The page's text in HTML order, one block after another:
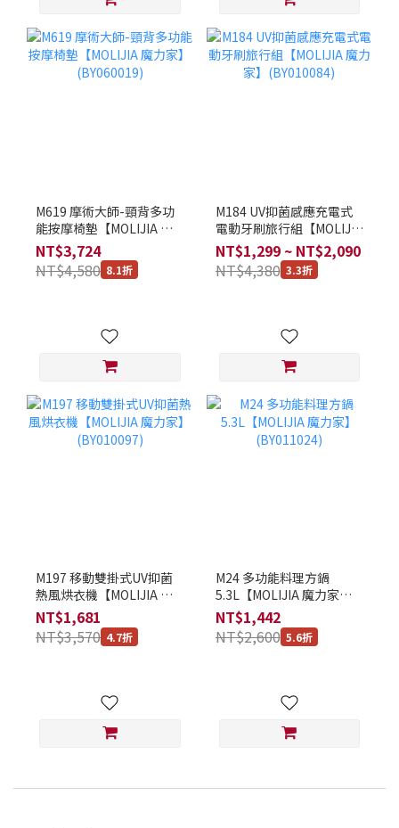
M619 摩術大師-頸背多功
能按摩椅墊【MOLIJIA 魔
力家】(BY060019)
NT$3,724
NT$4,580 8.1折
M184 UV抑菌感應充電式
電動牙刷旅行組【MOLIJIA
魔力家】(BY010084)
NT$1,299 ~ NT$2,090
NT$4,380 3.3折
M197 移動雙掛式UV抑菌
熱風烘衣機【MOLIJIA 魔
力家】(BY010097)
NT$1,681
NT$3,570 4.7折
M24 多功能料理方鍋
5.3L【MOLIJIA 魔力家】
(BY011024)
NT$1,442
NT$2,600 5.6折